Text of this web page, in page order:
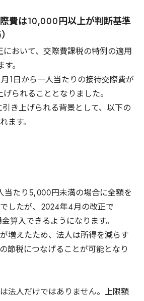
費は 10,000 円以上が判断基準
において、交際費課税の特例の適用
。
月
日から一人当たりの接待交際費が
げられることとなりました。
引き上げられる背景として、以下の
ます。
当たり 5,000円未満の場合に全額を
したが、
2024年4月の改正で
算入できるようになります。
増えたため、法人は所得を減らす
節税につなげることが可能となり
法人だけではありません。上限額